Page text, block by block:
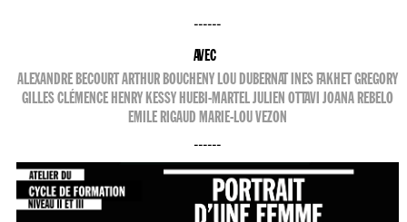
------
AVEC
ALEXANDRE BECOURT ARTHUR BOUCHENY LOU DUBERNAT INES FAKHET GREGORY
GILLES CLÉMENCE HENRY KESSY HUEBI-MARTEL JULIEN OTTAVI JOANA REBELO
EMILE RIGAUD MARIE-LOU VEZON
------